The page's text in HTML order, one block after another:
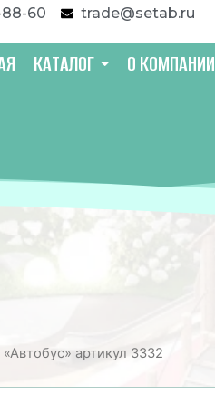
88-60 trade@setab.ru
КАТАЛОГ О КОМПАНИИ
артикул 3332